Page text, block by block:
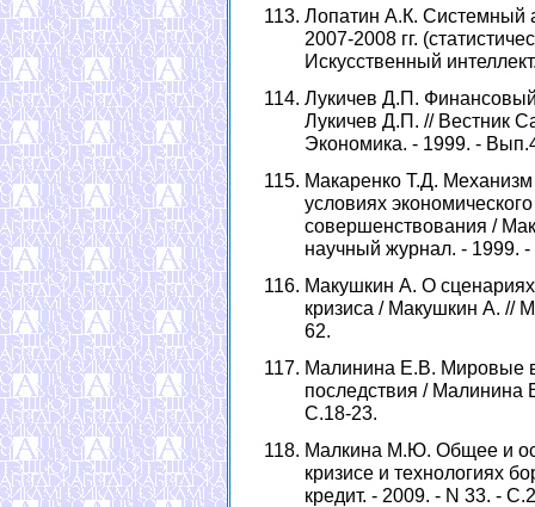
Лопатин А.К. Системный
2007-2008 гг.
Искусственный
Лукичев Д.П. Финансовый
Лукичев Д.П. // Вестник
Экономика. - 1999. -
Макаренко Т.Д.
условиях
совершенствования /
научный журнал. - 1999.
Макушкин А. О сценариях
кризиса / Макушкин А. //
62.
Малинина Е.В. Мировые
последствия / Малинина
С.18-23.
Малкина М.Ю. Общее и
кризисе и технологиях
кредит. - 2009. - N 33. -